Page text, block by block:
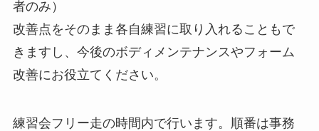
者のみ）
改善点をそのまま各自練習に取り入れることもで
きますし、今後のボディメンテナンスやフォーム
改善にお役立てください。
練習会フリー走の時間内で行います。順番は事務